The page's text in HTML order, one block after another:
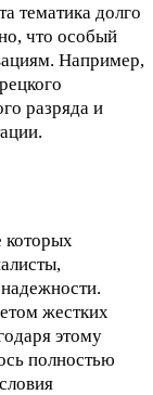
тематика долго
что особый
Например,
разряда и
которых
жестких
этому
полностью